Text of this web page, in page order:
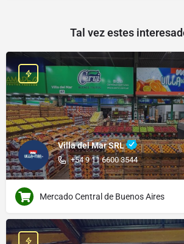
Tal vez estes
Villa del Mar SRL
+54 9 11 6600 3544
Mercado Central de Buenos Aires